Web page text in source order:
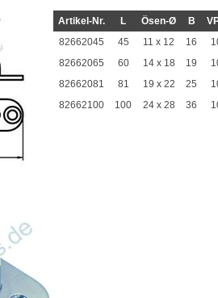
Artikel-Nr. L Ösen-Ø B
82662045
45 11 x 12 16
82662065
60 14 x 18 19
82662081
81 19 x 22 25
82662100
100 24 x 28 36